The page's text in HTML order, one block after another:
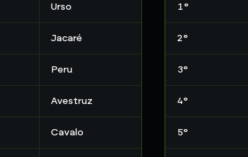
Urso
Jacaré
Peru
Avestruz
Cavalo
1°
2°
3°
4°
5°